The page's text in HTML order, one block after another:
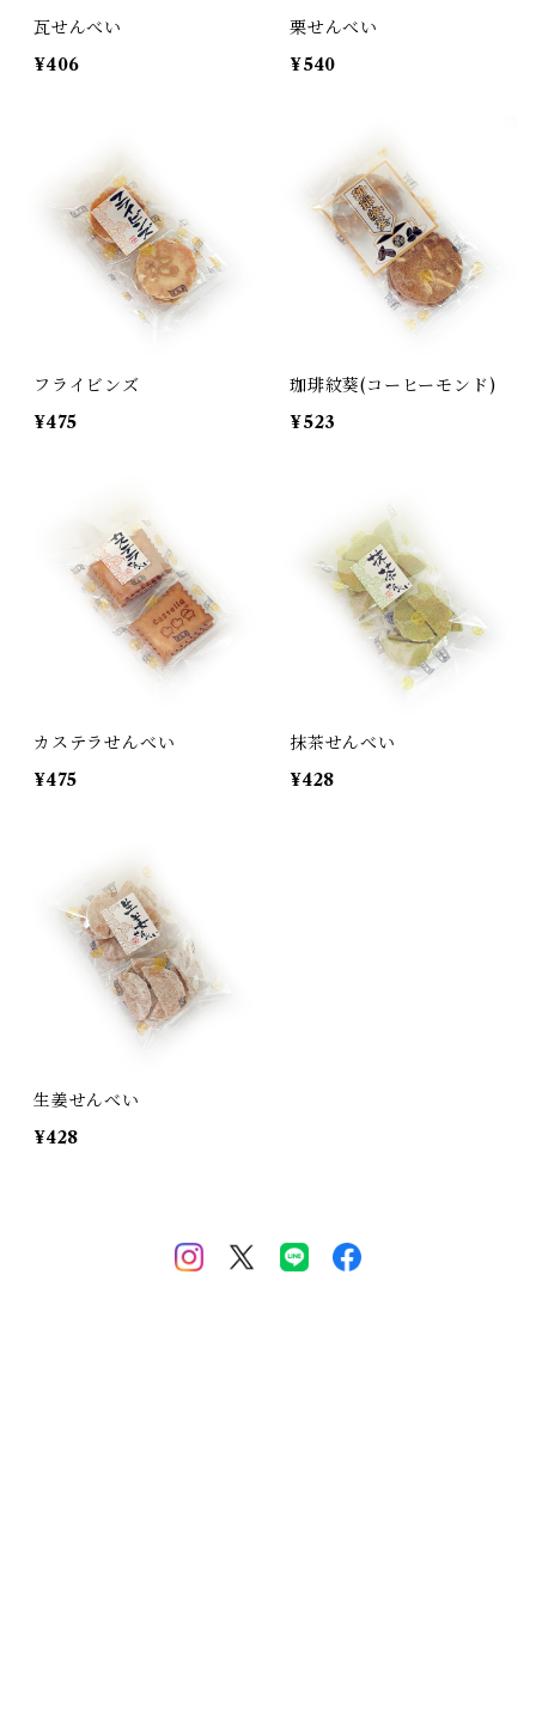
瓦せんべい
¥406
栗せんべい
¥540
フライビンズ
¥475
珈琲紋葵(コーヒーモンド)
¥523
カステラせんべい
¥475
抹茶せんべい
¥428
生姜せんべい
¥428